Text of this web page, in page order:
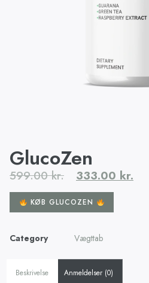
GlucoZen
599.00kr. 333.00 kr.
KØB GLUCOZEN
Category Vægttab
Beskrivelse Anmeldelser (0)